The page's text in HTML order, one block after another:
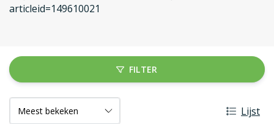
articleid=149610021
FILTER
Lijst